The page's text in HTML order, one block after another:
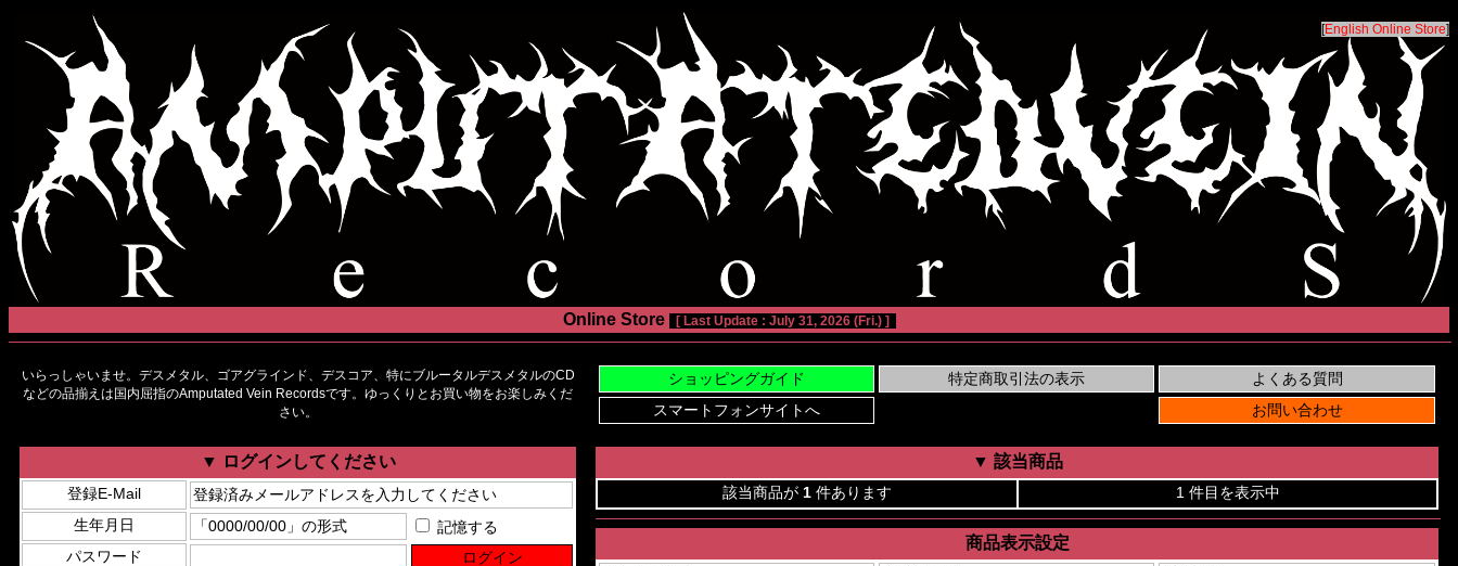
[English Online Store]
Online Store [ Last Update : July 31, 2026 (Fri.) ]
いらっしゃいませ。デスメタル、ゴアグラインド、デスコア、特にブルータルデスメタルのCD
などの品揃えは国内屈指のAmputated Vein Recordsです。ゆっくりとお買い物をお楽しみくだ
さい。
▼ ログインしてください
登録E-Mail
生年月日
記憶する
パスワード
▼ 該当商品
該当商品が 1 件あります 1 件目を表示中
商品表示設定